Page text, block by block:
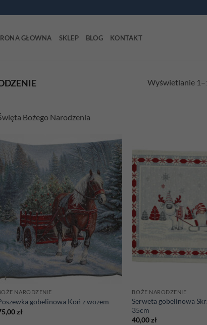
GŁOWNA SKLEP BLOG KONTAKT
Wyświetlanie
Bożego Narodzenia
Add to
wishlist
NARODZENIE
gobelinowa Koń z wozem
zł
BOŻE NARODZENIE
Serweta gobelinowa
35cm
40,00zł